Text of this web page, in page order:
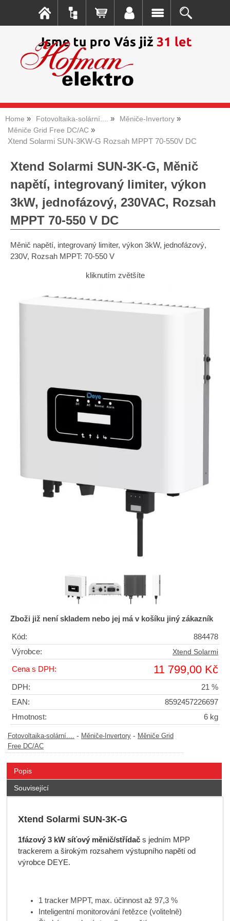
Home Fotovoltaika-solární....
Měniče-Invertory
Měniče Grid Free DC/AC
Xtend Solarmi SUN-3KW-G Rozsah MPPT 70-550V DC
Xtend Solarmi SUN-3K-G, Měnič
napětí, integrovaný limiter, výkon
3kW, jednofázový, 230VAC, Rozsah
MPPT 70-550 V DC
Měnič napětí, integrovaný limiter, výkon 3kW, jednofázový,
230V, Rozsah MPPT: 70-550 V
kliknutím zvětšíte
Zboži již není skladem nebo jej má v košíku jiný zákazník
Kód:
884478
Výrobce:
Xtend Solarmi
Cena s DPH: 11 799,00 Kč
DPH:
21 %
EAN:
8592457226697
Hmotnost:
6 kg
Fotovoltaika-solární.... - Měniče-Invertory - Měniče Grid
Free DC/AC
Popis
Související
Xtend Solarmi SUN-3K-G
1fázový 3 kW síťový měnič/střídačs jedním MPP
trackerem a širokým rozsahem výstupního napětí od
výrobce DEYE.
1 tracker MPPT, max. účinnost až 97,3 %
Inteligentní monitorování řetězce (volitelně)